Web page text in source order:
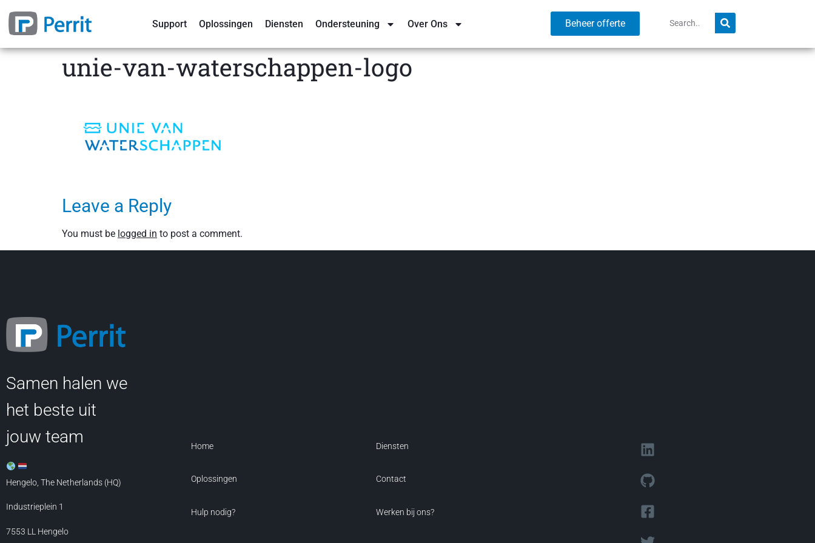
Support Oplossingen Diensten Ondersteuning Over Ons Beheer offerte
unie-van-waterschappen-logo
Leave a Reply
You must be logged in to post a comment.
Samen halen we
het beste uit
jouw team
Hengelo, The Netherlands (HQ)
Industrieplein 1
7553 LL Hengelo
Home
Oplossingen
Hulp nodig?
Diensten
Contact
Werken bij ons?